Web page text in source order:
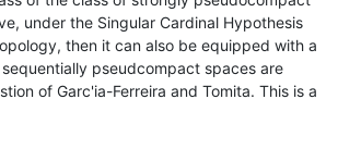
under the Singular Cardinal Hypothesis
then it can also be equipped with a
pseudcompact spaces are
of Garc'ia-Ferreira and Tomita. This is a